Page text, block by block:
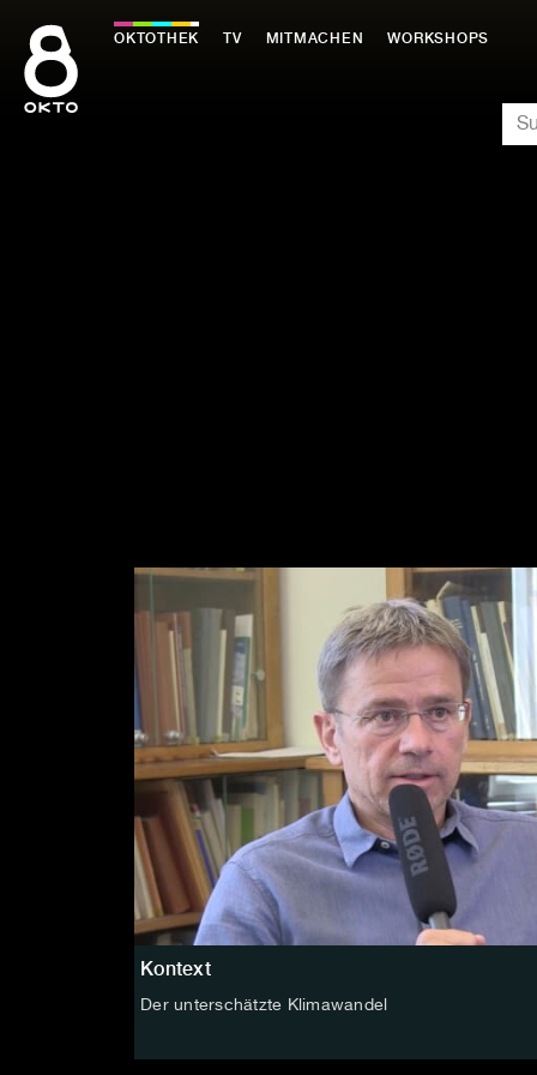
Inhalt
springen
OKTOTHEK TV MITMACHEN WORKSHOPS
Kontext
Der unterschätzte Klimawandel